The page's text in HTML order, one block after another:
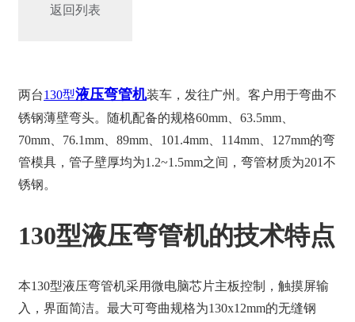
返回列表
两台130型液压弯管机装车，发往广州。客户用于弯曲不
锈钢薄壁弯头。随机配备的规格60mm、63.5mm、
70mm、76.1mm、89mm、101.4mm、114mm、127mm的弯
管模具，管子壁厚均为1.2~1.5mm之间，弯管材质为201不
锈钢。
130型液压弯管机的技术特点
本130型液压弯管机采用微电脑芯片主板控制，触摸屏输
入，界面简洁。最大可弯曲规格为130x12mm的无缝钢